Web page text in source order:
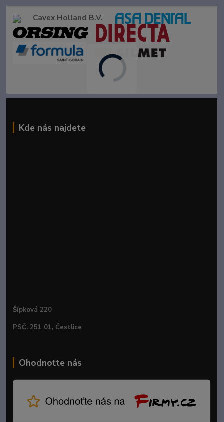
Cavex Holland B.V.
Kde nás najdete
Šípková 220
PSČ: 251 01, Čestlice
Ohodnoťte nás